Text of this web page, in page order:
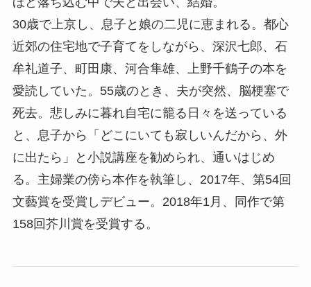
30歳で上京し、息子と娘の二児に恵まれる。都心
近郊の住宅地で子育てをしながら、深沢七郎、石
牟礼道子、町田康、河合隼雄、上野千鶴子の本を
愛読していた。55歳のとき、夫が突然、脳梗塞で
死去。悲しみに暮れ自宅に籠る日々を送っている
と、息子から「どこにいても寂しいんだから、外
に出たら」と小説講座を勧められ、通いはじめ
る。主婦業の傍ら本作を執筆し、2017年、第54回
文藝賞を受賞しデビュー。2018年1月、同作で第
158回芥川賞を受賞する。